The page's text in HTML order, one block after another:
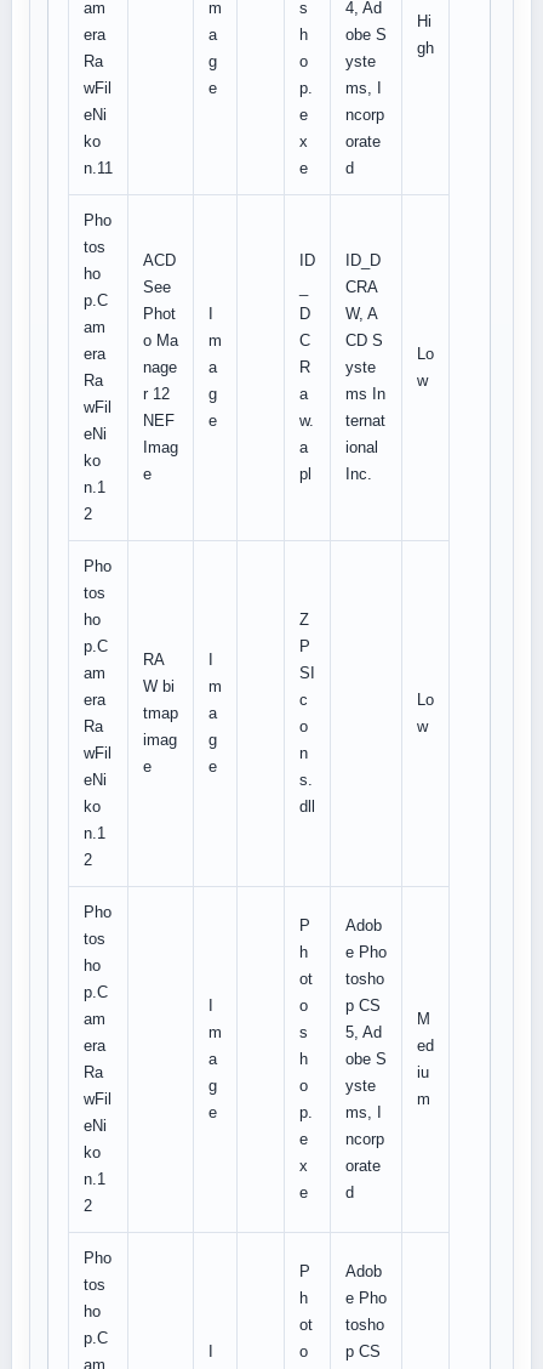
am
era
Ra
wFil
eNi
ko
n.11
m
a
g
e
s
h
o
p.
e
x
e
4, Ad
obe S
yste
ms, I
ncorp
orate
d
Hi
gh
Pho
tos
ho
p.C
am
era
Ra
wFil
eNi
ko
n.1
2
ACD
See
Phot
o Ma
nage
r 12
NEF
Imag
e
m
a
g
e
ID
D
C
R
a
w.
a
pl
ID_D
CRA
W, A
CD S
yste
ms In
ternat
ional
Inc.
Lo
w
Pho
tos
ho
p.C
am
era
Ra
wFil
eNi
ko
n.1
2
RA
W bi
tmap
imag
e
m
a
g
e
Z
P
SI
c
o
n
s.
dll
Lo
w
Pho
tos
ho
p.C
am
era
Ra
wFil
eNi
ko
n.1
2
m
a
g
e
P
h
ot
o
s
h
o
p.
e
x
e
Adob
e Pho
tosho
p CS
5, Ad
obe S
yste
ms, I
ncorp
orate
d
M
ed
iu
m
Pho
tos
ho
p.C
am
P
h
ot
o
Adob
e Pho
tosho
p CS